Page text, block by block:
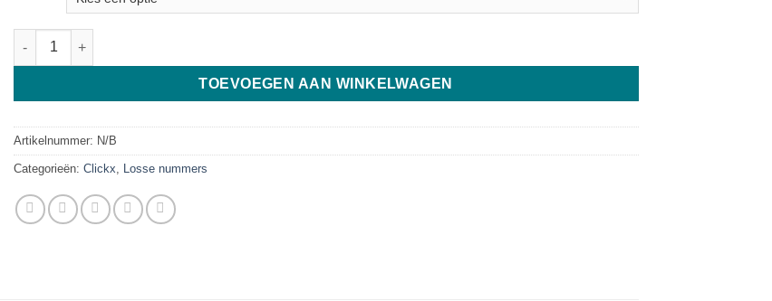
Clickx 339 aantal
TOEVOEGEN AAN WINKELWAGEN
Artikelnummer: N/B
Categorieën: Clickx, Losse nummers